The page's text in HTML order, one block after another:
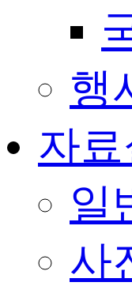
행
자료
일
사